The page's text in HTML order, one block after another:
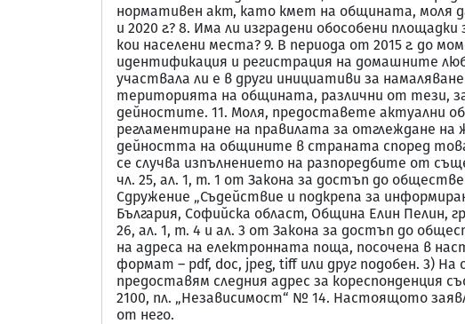
нормативен акт, като кмет на общината, моля да
и 2020 г.? 8. Има ли изградени обособени
кои населени места? 9. В периода от 2015 г. до
идентификация и регистрация на домашните
участвала ли е в други инициативи за
територията на общината, различни от тези,
дейностите. 11. Моля, предоставете актуални
регламентиране на правилата за отглеждане
дейността на общините в страната според
се случва изпълнението на разпоредбите от
чл. 25, ал. 1, т. 1 от Закона за достъп до
Сдружение „Съдействие и подкрепа за
България, Софийска област, Община Елин Пелин,
26, ал. 1, т. 4 и ал. 3 от Закона за достъп до
на адреса на електронната поща, посоченa в
формат – pdf, doc, jpeg, tiff или друг подобен. 3)
предоставям следния адрес за кореспонденция
2100, пл. „Независимост“ № 14. Настоящото
от него.